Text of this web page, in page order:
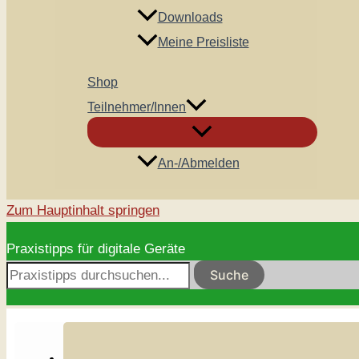
Downloads
Meine Preisliste
Shop
Teilnehmer/innen
An-/Abmelden
Zum Hauptinhalt springen
Praxistipps für digitale Geräte
Suche